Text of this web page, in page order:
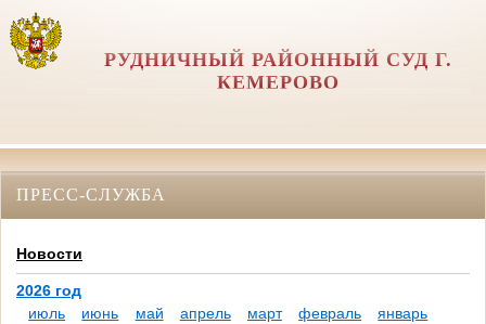
РУДНИЧНЫЙ РАЙОННЫЙ СУД Г.
КЕМЕРОВО
ПРЕСС-СЛУЖБА
Новости
2026 год
июль
июнь май апрель март февраль
январь